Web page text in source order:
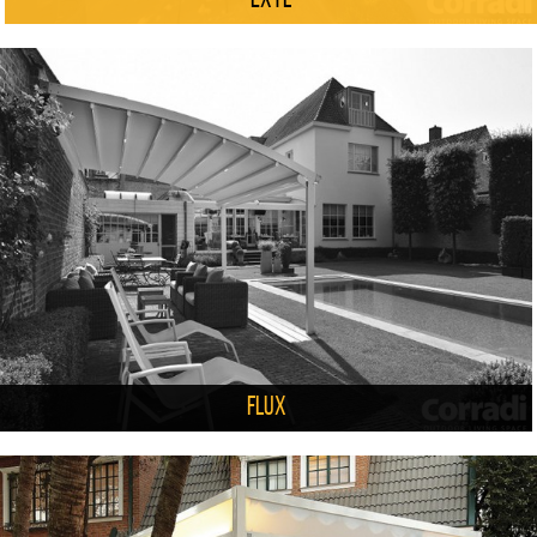
Flux